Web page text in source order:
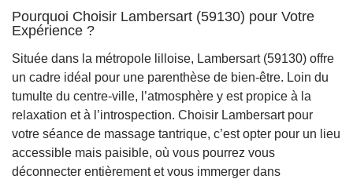
Pourquoi Choisir Lambersart (59130) pour Votre
Expérience ?
Située dans la métropole lilloise, Lambersart (59130) offre
un cadre idéal pour une parenthèse de bien-être. Loin du
tumulte du centre-ville, l’atmosphère y est propice à la
relaxation et à l’introspection. Choisir Lambersart pour
votre séance de massage tantrique, c’est opter pour un lieu
accessible mais paisible, où vous pourrez vous
déconnecter entièrement et vous immerger dans